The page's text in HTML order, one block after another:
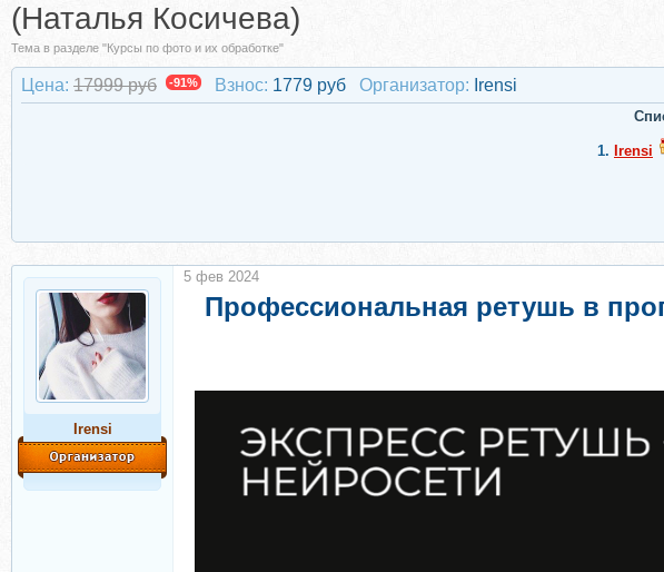
(Наталья Косичева)
Тема в разделе "Курсы по фото и их обработке"
Цена: 17999 руб -91% Взнос: 1779 руб Организатор: Irensi
1. Irensi
Irensi
Профессиональная ретушь в
5 фев 2024